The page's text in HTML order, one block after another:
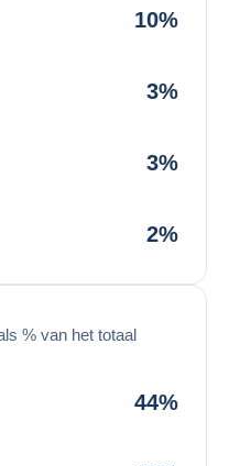
10%
3%
3%
2%
% van het totaal
44%